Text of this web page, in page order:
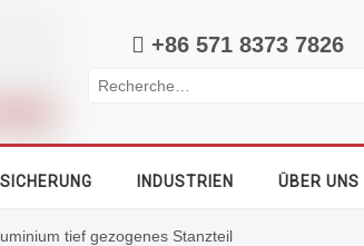
 +86 571 8373 7826
INDUSTRIEN ÜBER UNS
tief gezogenes Stanzteil